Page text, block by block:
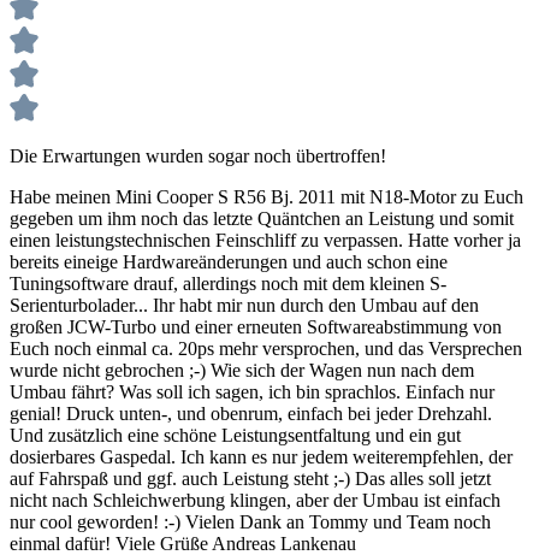
Die Erwartungen wurden sogar noch übertroffen!
Habe meinen Mini Cooper S R56 Bj. 2011 mit N18-Motor zu Euch
gegeben um ihm noch das letzte Quäntchen an Leistung und somit
einen leistungstechnischen Feinschliff zu verpassen. Hatte vorher ja
bereits eineige Hardwareänderungen und auch schon eine
Tuningsoftware drauf, allerdings noch mit dem kleinen S-
Serienturbolader... Ihr habt mir nun durch den Umbau auf den
großen JCW-Turbo und einer erneuten Softwareabstimmung von
Euch noch einmal ca. 20ps mehr versprochen, und das Versprechen
wurde nicht gebrochen ;-) Wie sich der Wagen nun nach dem
Umbau fährt? Was soll ich sagen, ich bin sprachlos. Einfach nur
genial! Druck unten-, und obenrum, einfach bei jeder Drehzahl.
Und zusätzlich eine schöne Leistungsentfaltung und ein gut
dosierbares Gaspedal. Ich kann es nur jedem weiterempfehlen, der
auf Fahrspaß und ggf. auch Leistung steht ;-) Das alles soll jetzt
nicht nach Schleichwerbung klingen, aber der Umbau ist einfach
nur cool geworden! :-) Vielen Dank an Tommy und Team noch
einmal dafür! Viele Grüße Andreas Lankenau